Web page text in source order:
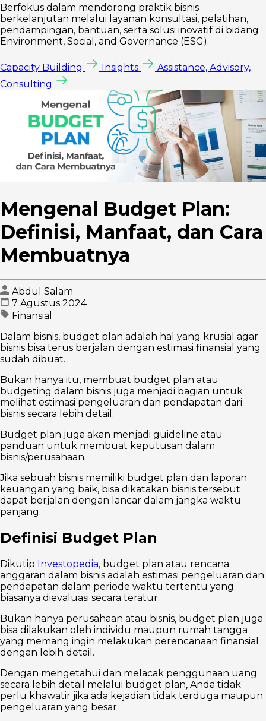
Berfokus dalam mendorong praktik bisnis
berkelanjutan melalui layanan konsultasi, pelatihan,
pendampingan, bantuan, serta solusi inovatif di bidang
Environment, Social, and Governance (ESG).
Capacity Building Insights
Assistance, Advisory,
Consulting
Mengenal Budget Plan:
Definisi, Manfaat, dan Cara
Membuatnya
Abdul Salam
7 Agustus 2024
Finansial
Dalam bisnis, budget plan adalah hal yang krusial agar
bisnis bisa terus berjalan dengan estimasi finansial yang
sudah dibuat.
Bukan hanya itu, membuat budget plan atau
budgeting dalam bisnis juga menjadi bagian untuk
melihat estimasi pengeluaran dan pendapatan dari
bisnis secara lebih detail.
Budget plan juga akan menjadi guideline atau
panduan untuk membuat keputusan dalam
bisnis/perusahaan.
Jika sebuah bisnis memiliki budget plan dan laporan
keuangan yang baik, bisa dikatakan bisnis tersebut
dapat berjalan dengan lancar dalam jangka waktu
panjang.
Definisi Budget Plan
Dikutip Investopedia, budget plan atau rencana
anggaran dalam bisnis adalah estimasi pengeluaran dan
pendapatan dalam periode waktu tertentu yang
biasanya dievaluasi secara teratur.
Bukan hanya perusahaan atau bisnis, budget plan juga
bisa dilakukan oleh individu maupun rumah tangga
yang memang ingin melakukan perencanaan finansial
dengan lebih detail.
Dengan mengetahui dan melacak penggunaan uang
secara lebih detail melalui budget plan, Anda tidak
perlu khawatir jika ada kejadian tidak terduga maupun
pengeluaran yang besar.